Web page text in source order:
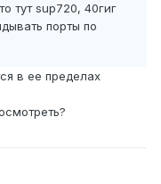
тут sup720, 40гиг
порты по
в ее пределах